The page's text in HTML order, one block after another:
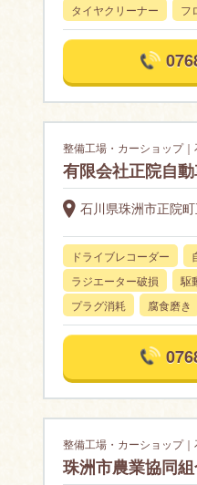
タイヤクリーナー
フ
整備工場・カーショップ
有限会社正院自
石川県珠洲市正院
ドライブレコーダー
ラジエーター破損
駆
プラグ消耗
腐食磨き
整備工場・カーショップ
珠洲市農業協同